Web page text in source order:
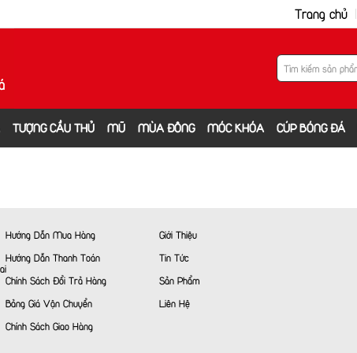
Trang chủ
TƯỢNG CẦU THỦ MŨ MÙA ĐÔNG MÓC KHÓA CÚP BÓNG ĐÁ
Hướng Dẫn Mua Hàng
Hướng Dẫn Thanh Toán
Chính Sách Đổi Trả Hàng
Bảng Giá Vận Chuyển
Chính Sách Giao Hàng
Giới Thiệu
Tin Tức
Sản Phẩm
Liên Hệ